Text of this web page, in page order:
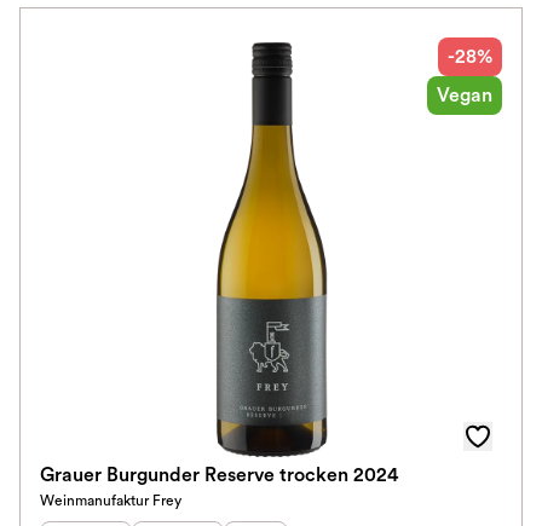
-28%
Vegan
Grauer Burgunder Reserve trocken 2024
Weinmanufaktur Frey